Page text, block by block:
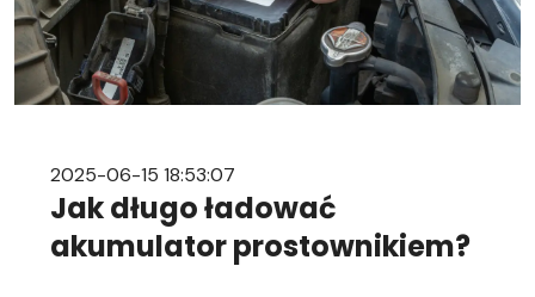
2025-06-15 18:53:07
Jak długo ładować
akumulator prostownikiem?